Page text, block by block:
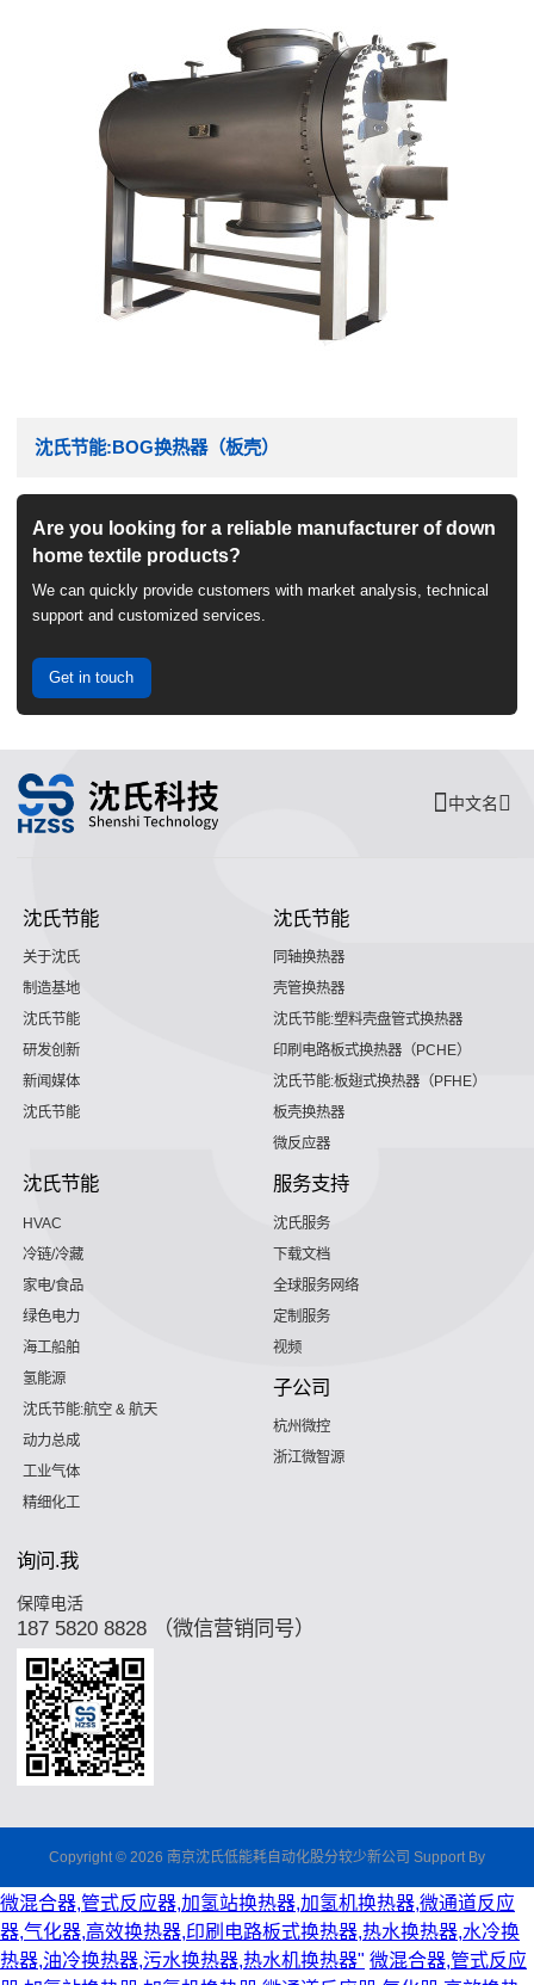
沈氏节能:BOG换热器（板壳）
Are you looking for a reliable manufacturer of down
home textile products?
We can quickly provide customers with market analysis, technical
support and customized services.
Get in touch
中文名
沈氏节能
关于沈氏
制造基地
沈氏节能
研发创新
新闻媒体
沈氏节能
沈氏节能
同轴换热器
壳管换热器
沈氏节能:塑料壳盘管式换热器
印刷电路板式换热器（PCHE）
沈氏节能:板翅式换热器（PFHE）
板壳换热器
微反应器
沈氏节能
HVAC
冷链/冷藏
家电/食品
绿色电力
海工船舶
氢能源
沈氏节能:航空 & 航天
动力总成
工业气体
精细化工
服务支持
沈氏服务
下载文档
全球服务网络
定制服务
视频
子公司
杭州微控
浙江微智源
询问.我
保障电活
187 5820 8828 （微信营销同号）
Copyright © 2026 南京沈氏低能耗自动化股分较少新公司 Support By
微混合器,管式反应器,加氢站换热器,加氢机换热器,微通道反应
器,气化器,高效换热器,印刷电路板式换热器,热水换热器,水冷换
热器,油冷换热器,污水换热器,热水机换热器" 微混合器,管式反应